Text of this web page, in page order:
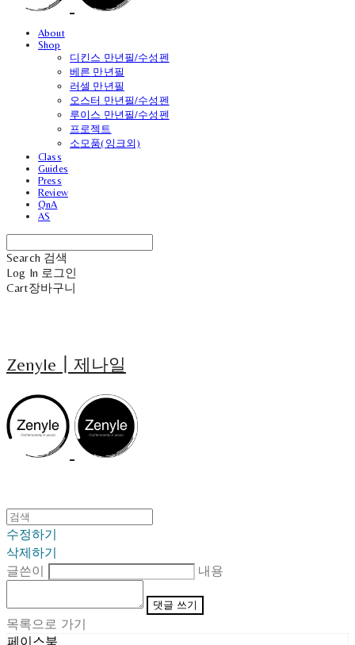
About
Shop
디킨스 만년필/수성펜
베른 만년필
러셀 만년필
오스터 만년필/수성펜
루이스 만년필/수성펜
프로젝트
소모품(잉크외)
Class
Guides
Press
Review
QnA
AS
Search 검색
Log In 로그인
Cart장바구니
Zenyle┃제나일
수정하기
삭제하기
글쓴이
내용
댓글 쓰기
목록으로 가기
페이스북